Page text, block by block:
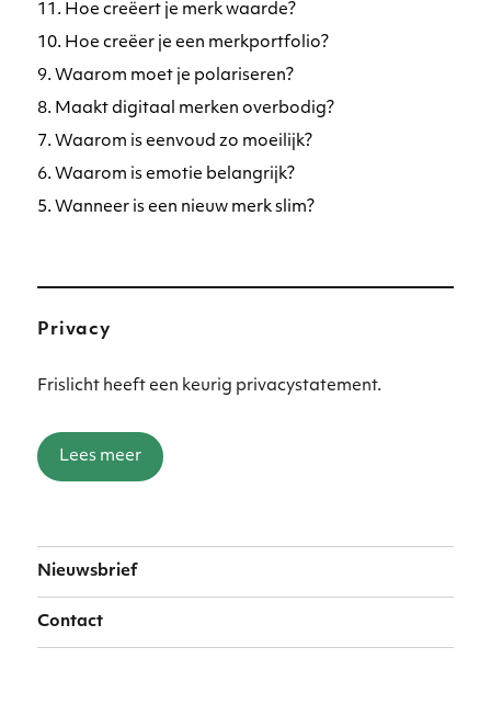
11. Hoe creëert je merk waarde?
10. Hoe creëer je een merkportfolio?
9. Waarom moet je polariseren?
8. Maakt digitaal merken overbodig?
7. Waarom is eenvoud zo moeilijk?
6. Waarom is emotie belangrijk?
5. Wanneer is een nieuw merk slim?
Privacy
Frislicht heeft een keurig privacystatement.
Lees meer
Nieuwsbrief
Contact